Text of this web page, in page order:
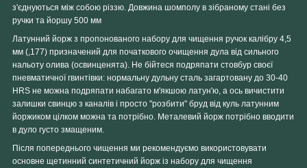
з'єднуються між собою різзю. Довжина шомполу в зібраному стані без
ручки та йоршу 500 мм
Латунний йорж з пропонованого набору для чищення ручок калібру 4,5
мм (,177) призначений для початкового очищення дула від сильного
нальоту олива (освинценята). Не бійтеся подряпати стовбур своєї
пневматичної гвинтівки: нормальну дульну сталь загартовану до 30-40
HRS не можна подряпати набагато м'якшою латун'ю, а ось вичистити
залишки свинцю з каналів і просто "розбити" бруд від куль латунним
йоржиком цілком можна та потрібно. Металевий йорж потрібно вводити
в дуло густо змащеним.
Після попереднього чищення ми рекомендуємо використовувати
основне щетинний синтетичний йорж із набору для чищення